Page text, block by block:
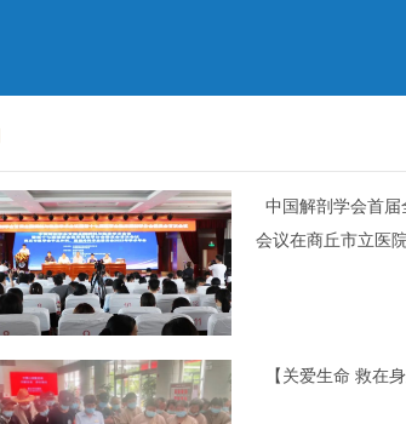
中国解剖学会首
会议在商丘市立医
【关爱生命 救在